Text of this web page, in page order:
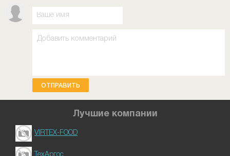
ОТПРАВИТЬ
Лучшие компании
VIRTEX-FOOD
ТехАргос